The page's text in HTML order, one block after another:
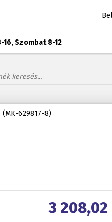
Szombat 8-12
(MK-629817-8)
3 208,02